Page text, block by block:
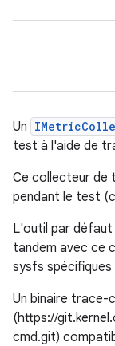
Un
test à l'aide de
Ce collecteur de
pendant le test
L'outil par
tandem avec ce
sysfs spécifiques
Un binaire trace-
(https://
cmd.git)